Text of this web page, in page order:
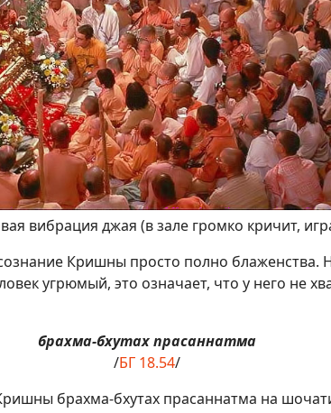
вибрация джая (в зале громко кричит,
Кришны просто полно блаженства.
угрюмый, это означает, что у него не
брахма-бхутах прасаннатма
/БГ 18.54/
брахма-бхутах прасаннатма на